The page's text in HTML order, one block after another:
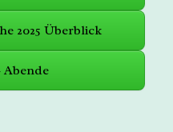
2025 Überblick
Abende